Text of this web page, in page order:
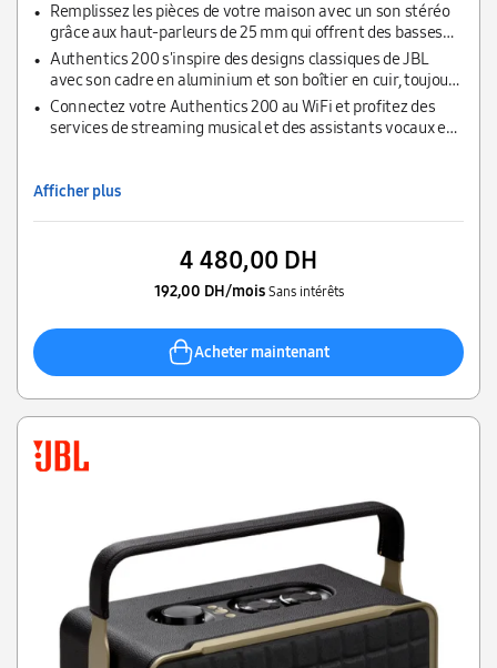
Remplissez les pièces de votre maison avec un son stéréo
grâce aux haut-parleurs de 25 mm qui offrent des basses
profondes et garantissent un équilibre audio quel que soit
la musique
Authentics 200 s'inspire des designs classiques de JBL
avec son cadre en aluminium et son boîtier en cuir, toujours
accompagné d'un son JBL de qualité
Connectez votre Authentics 200 au WiFi et profitez des
services de streaming musical et des assistants vocaux en
Afficher plus
4 480,00 DH
192,00 DH/mois Sans intérêts
Acheter maintenant